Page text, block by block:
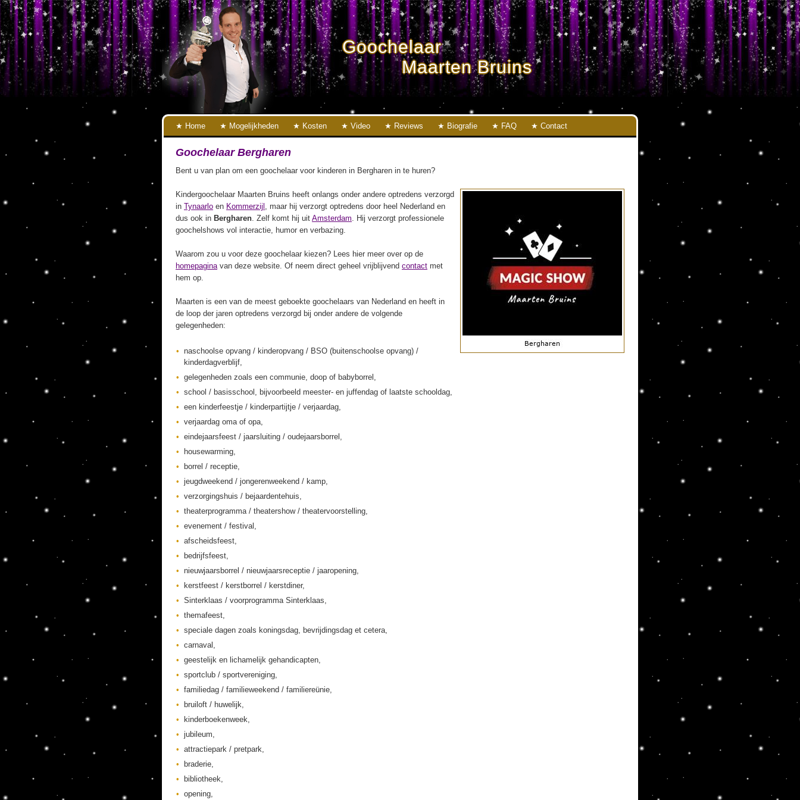
Goochelaar
Maarten Bruins
Home Mogelijkheden Kosten Video Reviews Biografie FAQ Contact
Goochelaar Bergharen
Bent u van plan om een goochelaar voor kinderen in Bergharen in te huren?
Kindergoochelaar Maarten Bruins heeft onlangs onder andere optredens verzorgd
in Tynaarlo en Kommerzijl , maar hij verzorgt optredens door heel Nederland en
dus ook in Bergharen. Zelf komt hij uit Amsterdam. Hij verzorgt professionele
goochelshows vol interactie, humor en verbazing.
Waarom zou u voor deze goochelaar kiezen? Lees hier meer over op de
homepaginavan deze website. Of neem direct geheel vrijblijvend contact met
hem op.
Maarten is een van de meest geboekte goochelaars van Nederland en heeft in
de loop der jaren optredens verzorgd bij onder andere de volgende
gelegenheden:
naschoolse opvang / kinderopvang / BSO (buitenschoolse opvang) /
kinderdagverblijf,
gelegenheden zoals een communie, doop of babyborrel,
school / basisschool, bijvoorbeeld meester- en juffendag of laatste schooldag,
een kinderfeestje / kinderpartijtje / verjaardag,
verjaardag oma of opa,
eindejaarsfeest / jaarsluiting / oudejaarsborrel,
housewarming,
borrel / receptie,
jeugdweekend / jongerenweekend / kamp,
verzorgingshuis / bejaardentehuis,
theaterprogramma / theatershow / theatervoorstelling,
evenement / festival,
afscheidsfeest,
bedrijfsfeest,
nieuwjaarsborrel / nieuwjaarsreceptie / jaaropening,
kerstfeest / kerstborrel / kerstdiner,
Sinterklaas / voorprogramma Sinterklaas,
themafeest,
speciale dagen zoals koningsdag, bevrijdingsdag et cetera,
carnaval,
geestelijk en lichamelijk gehandicapten,
sportclub / sportvereniging,
familiedag / familieweekend / familiereünie,
bruiloft / huwelijk,
kinderboekenweek,
jubileum,
attractiepark / pretpark,
braderie,
bibliotheek,
opening,